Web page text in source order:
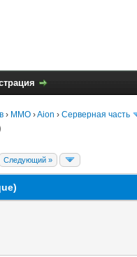
› MMO ›Aion › Серверная часть
Следующий »